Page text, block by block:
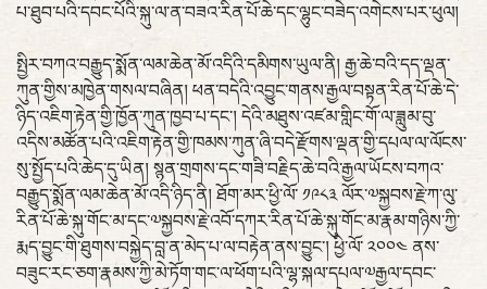
པ་ཐུབ་པའི་དབང་པོའི་སྐུ་ལ་ན་བཟའ་རིན་པོ་ཆེ་དང་ལྷུང་བཟེད་འགེངས་པར་ཕུལ།
སྤྱིར་བཀའ་བརྒྱུད་སྨོན་ལམ་ཆེན་མོ་འདིའི་དམིགས་ཡུལ་ནི། རྒྱ་ཆེ་བའི་དད་ལྡན་
ཀུན་གྱིས་མཁྱེན་གསལ་བཞིན། ཕན་བདེའི་འབྱུང་གནས་རྒྱལ་བསྟན་རིན་པོ་ཆེ་དེ་
ཉིད་འཇིག་རྟེན་གྱི་ཁྱོན་ཀུན་ཁྱབ་པ་དང་། དེའི་མཐུས་འཛམ་གླིང་གོ་ལ་ཟླུམ་བུ་
འདིས་མཚོན་པའི་འཇིག་རྟེན་གྱི་ཁམས་ཀུན་ཞི་བདེ་རྫོགས་ལྡན་གྱི་དཔལ་ལ་ལོངས་
སུ་སྤྱོད་པའི་ཆེད་དུ་ཡིན། སྙན་གྲགས་དང་གཟི་བརྗིད་ཆེ་བའི་རྒྱལ་ཡོངས་བཀའ་
བརྒྱུད་སྨོན་ལམ་ཆེན་མོ་འདི་ཉིད་ནི། ཐོག་མར་ཕྱི་ལོ་ ༡༩༨༣ ལོར་༧སྐྱབས་རྗེ་ཀ་ལུ་
རིན་པོ་ཆེ་སྐུ་གོང་མ་དང་༧སྐྱབས་རྗེ་འབོ་དཀར་རིན་པོ་ཆེ་སྐུ་གོང་མ་རྣམ་གཉིས་ཀྱི་
རྨད་བྱུང་གི་ཐུགས་བསྐྱེད་བླ་ན་མེད་པ་ལ་བརྟེན་ནས་བྱུང་། ཕྱི་ལོ་ ༢༠༠༤ ནས་
བཟུང་རང་ཅག་རྣམས་ཀྱི་མེ་ཏོག་གང་ལ་ཕོག་པའི་ལྷ་སྐལ་དཔལ་༧རྒྱལ་དབང་